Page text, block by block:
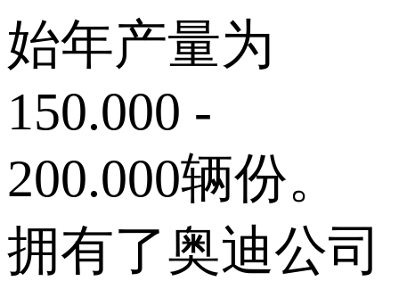
始年产量为
150.000 -
200.000辆份。
拥有了奥迪公司